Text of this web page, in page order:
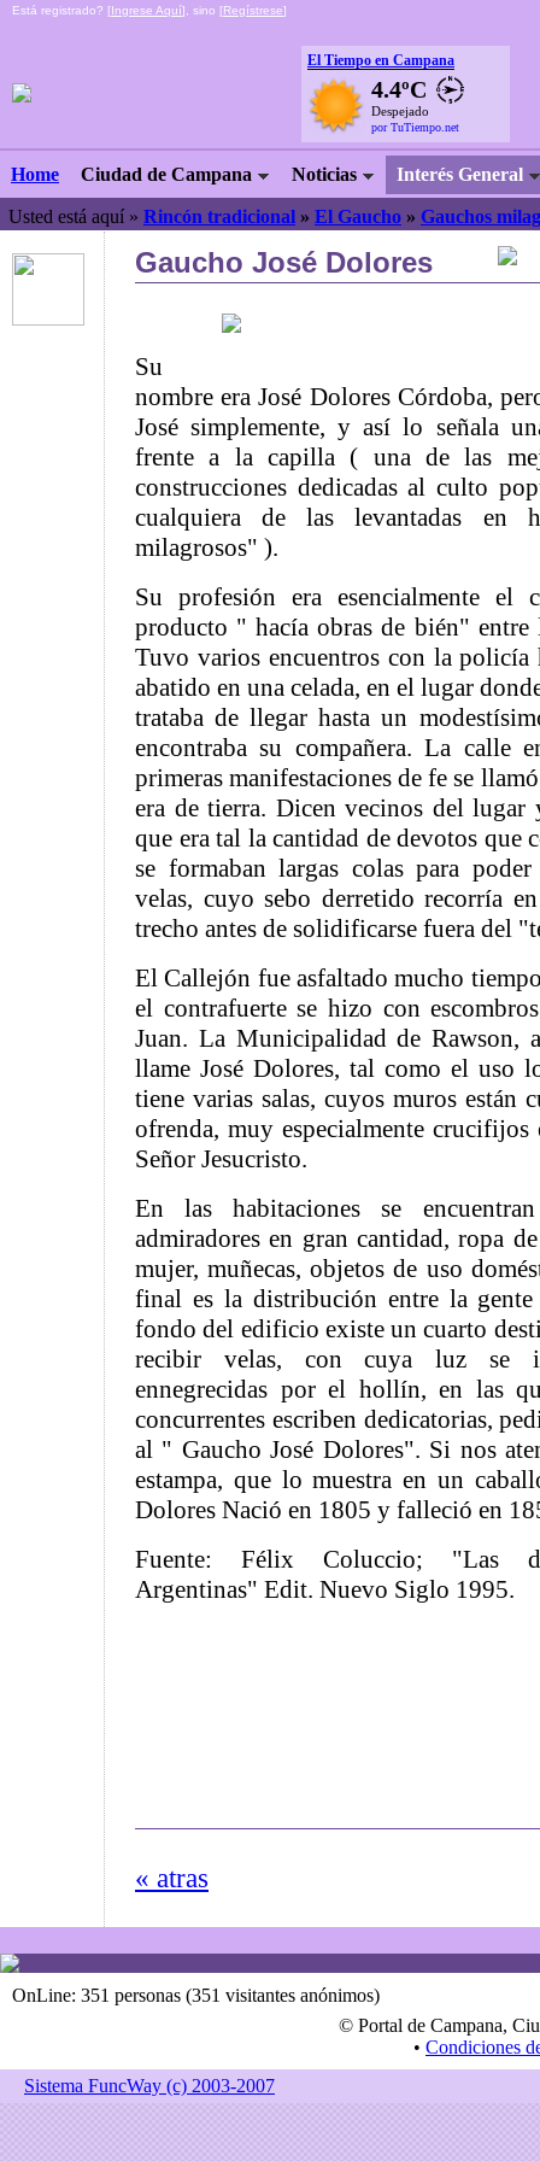
Está registrado? [Ingrese Aquí], sino [Regístrese]
El Tiempo en Campana
4.4ºC
Despejado
por TuTiempo.net
Home Ciudad de Campana Noticias Interés General
Usted está aquí » Rincón tradicional » El Gaucho » Gauchos
Gaucho José Dolores
Su
nombre era José Dolores Córdoba,
José simplemente, y así lo señala
frente a la capilla ( una de las
construcciones dedicadas al culto
cualquiera de las levantadas en
milagrosos" ).
Su profesión era esencialmente el
producto " hacía obras de bién" entre
Tuvo varios encuentros con la policía
abatido en una celada, en el lugar
trataba de llegar hasta un
encontraba su compañera. La calle
primeras manifestaciones de fe se
era de tierra. Dicen vecinos del lugar
que era tal la cantidad de devotos que
se formaban largas colas para
velas, cuyo sebo derretido recorría
trecho antes de solidificarse fuera del
El Callejón fue asfaltado mucho
el contrafuerte se hizo con
Juan. La Municipalidad de Rawson,
llame José Dolores, tal como el uso
tiene varias salas, cuyos muros están
ofrenda, muy especialmente crucifijos
Señor Jesucristo.
En las habitaciones se
admiradores en gran cantidad, ropa
mujer, muñecas, objetos de uso
final es la distribución entre la gente
fondo del edificio existe un cuarto
recibir velas, con cuya luz se
ennegrecidas por el hollín, en las
concurrentes escriben dedicatorias,
al " Gaucho José Dolores". Si nos
estampa, que lo muestra en un
Dolores Nació en 1805 y falleció en
Fuente: Félix Coluccio; "Las
Argentinas" Edit. Nuevo Siglo 1995.
« atras
OnLine: 351 personas (351 visitantes anónimos)
© Portal de Campana,
• Condiciones
Sistema FuncWay (c) 2003-2007